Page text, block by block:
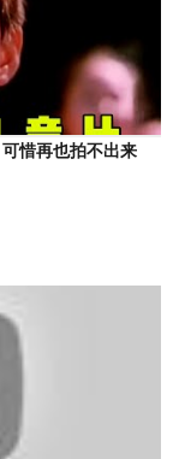
惜再也拍不出来